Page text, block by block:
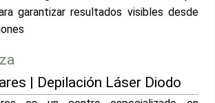
garantizar resultados visibles desde
| Depilación Láser Diodo